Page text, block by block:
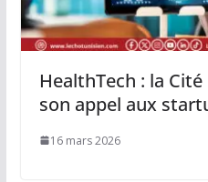
HealthTech : la
son appel aux
16 mars 2026